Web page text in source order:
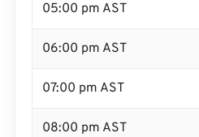
05:00 pm AST
06:00 pm AST
07:00 pm AST
08:00 pm AST